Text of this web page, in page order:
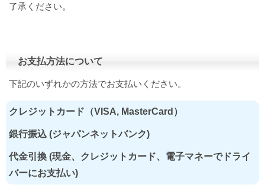
了承ください。
お支払方法について
下記のいずれかの方法でお支払いください。
クレジットカード（VISA, MasterCard）
銀行振込 (ジャパンネットバンク)
代金引換 (現金、クレジットカード、電子マネーでドライ
バーにお支払い)